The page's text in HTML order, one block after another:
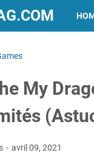
My
avril 09, 2021